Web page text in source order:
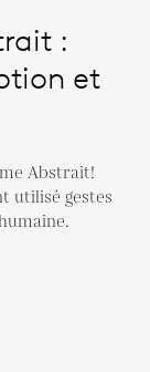
:
et
Abstrait!
utilisé gestes